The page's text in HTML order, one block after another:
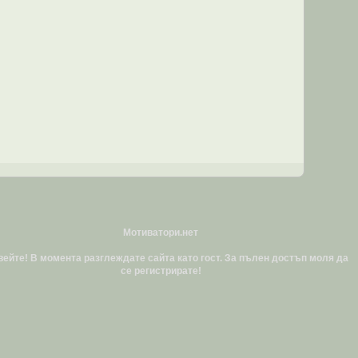
Мотиватори.нет
В момента разглеждате сайта като гост. За пълен достъп моля да
се регистрирате!